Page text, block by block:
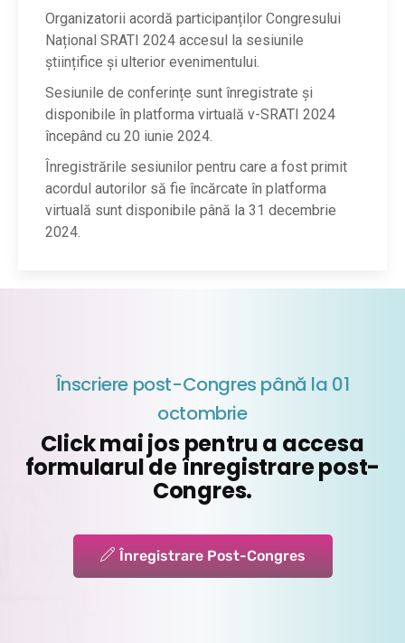
Organizatorii acordă participanților Congresului
Național SRATI 2024 accesul la sesiunile
științifice și ulterior evenimentului.
Sesiunile de conferințe sunt înregistrate și
disponibile în platforma virtuală v-SRATI 2024
începând cu 20 iunie 2024.
Înregistrările sesiunilor pentru care a fost primit
acordul autorilor să fie încărcate în platforma
virtuală sunt disponibile până la 31 decembrie
2024.
Înscriere post-Congres până la 01
octombrie
Click mai jos pentru a accesa
formularul de înregistrare post-
Congres.
Înregistrare Post-Congres